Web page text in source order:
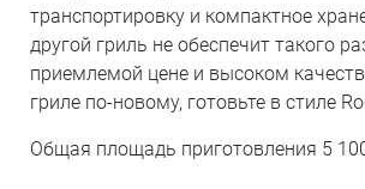
транспортировку и компактное
другой гриль не обеспечит такого
приемлемой цене и высоком
гриле по-новому, готовьте в стиле
Общая площадь приготовления 5